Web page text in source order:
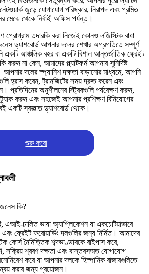
জুড়ে যোগাযোগ পরিষ্কার, নিরাপদ এবং প্রমিত
মেঝে থেকে নির্বাহী অফিস পর্যন্ত।
প্রোগ্রাম তদারকি করা নিজেই কোনও লজিস্টিক বাধা
ড্যাশবোর্ড আপনার দলের শেখার অগ্রগতিতে সম্পূর্ণ
আঞ্চলিক বহর বা একটি বিশাল আন্তর্জাতিক ফ্রেইট
করুন না কেন, আমাদের প্ল্যাটফর্ম আপনার সুনির্দিষ্ট
দলের স্প্যানিশ দক্ষতা বাড়ানোর মাধ্যমে, আপনি
হ্রাস করেন, ট্রানজিটের সময় দ্রুত করেন এবং
প্রতিদিনের অনুশীলনের স্ট্রিকগুলি পর্যবেক্ষণ করুন,
করুন এবং সহজেই আপনার প্রশিক্ষণ বিনিয়োগের
স্বজ্ঞাত ড্যাশবোর্ড থেকে।
শুরু করো
কি?
এআই-চালিত ভাষা অ্যাপ্লিকেশন যা একচেটিয়াভাবে
ফ্রেইট ফরোয়ার্ডিং দলগুলির জন্য নির্মিত। আমাদের
কোর্স নৈমিত্তিক শব্দভাণ্ডারকে বাইপাস করে,
সক্রিয় শ্রবণ দক্ষতা এবং বাস্তবসম্মত যোগাযোগ
করে যা আপনার দলকে হিস্পানিক বাজারগুলিতে
করার জন্য প্রয়োজন।